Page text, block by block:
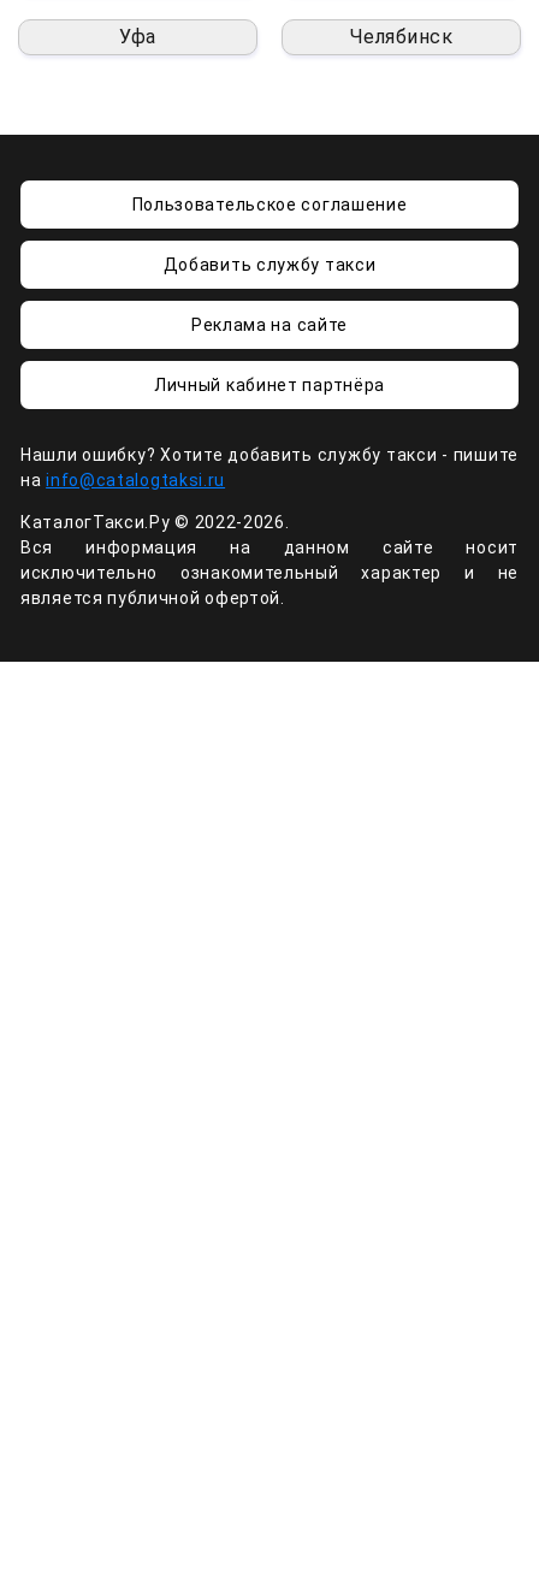
Уфа Челябинск
Пользовательское соглашение
Добавить службу такси
Реклама на сайте
Личный кабинет партнёра
Нашли ошибку? Хотите добавить службу такси - пишите
наinfo@catalogtaksi.ru
КаталогТакси.Ру © 2022-2026.
Вся информация на данном сайте носит
исключительно ознакомительный характер и не
является публичной офертой.